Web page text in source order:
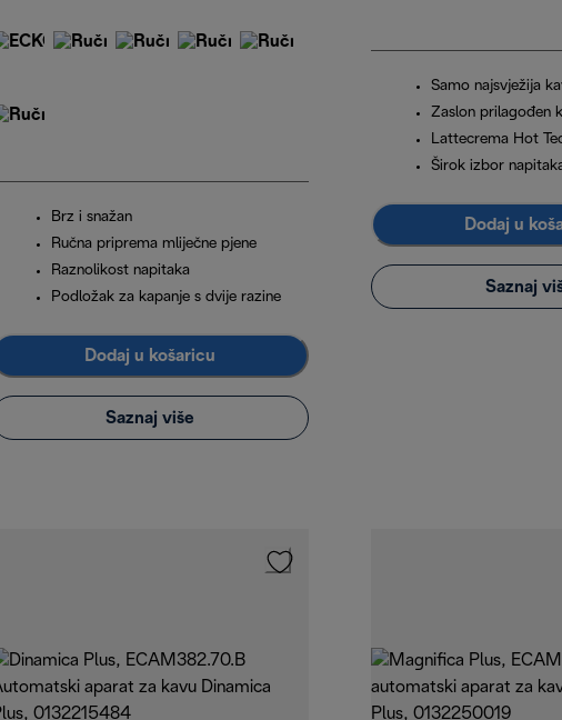
Brz i snažan
Ručna priprema mliječne pjene
Raznolikost napitaka
Podložak za kapanje s dvije razine
Dodaj u košaricu
Saznaj više
Samo najsvježija
Zaslon prilagođen
Lattecrema Hot
Širok izbor
Dodaj u
Saznaj